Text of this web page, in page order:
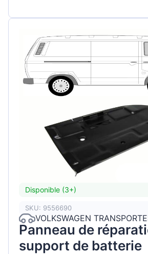
Disponible (3+)
SKU: 9556690
VOLKSWAGEN
Panneau de
support de batterie